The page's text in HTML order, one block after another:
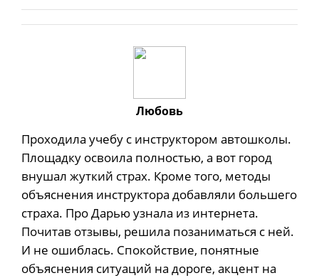
Любовь
Проходила учебу с инструктором автошколы.
Площадку освоила полностью, а вот город
внушал жуткий страх. Кроме того, методы
объяснения инструктора добавляли большего
страха. Про Дарью узнала из интернета.
Почитав отзывы, решила позаниматься с ней.
И не ошиблась. Спокойствие, понятные
объяснения ситуаций на дороге, акцент на